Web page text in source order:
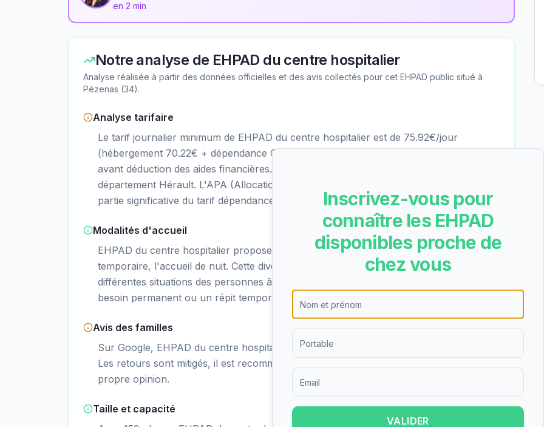
en 2 min
Notre analyse de EHPAD du centre hospitalier
Analyse réalisée à partir des données officielles et des avis collectés pour cet EHPAD public situé à
Pézenas (34).
Analyse tarifaire
Le tarif journalier minimum de EHPAD du centre hospitalier est de 75.92€/jour
(hébergement 70.22€ + dépendance GIR 5/6 5.70€), soit environ 2316€ par mois
avant déduction des aides financières. Ce tarif se situe dans la moyenne des EHPAD du
département Hérault. L'APA (Allocation Personnalisée d'Autonomie) peut couvrir une
partie significative du tarif dépendance.
Modalités d'accueil
EHPAD du centre hospitalier propose l'hébergement permanent, l'hébergement
temporaire, l'accueil de nuit. Cette diversité d'offres permet de s'adapter aux
différentes situations des personnes âgées et de leurs familles, que ce soit pour un
besoin permanent ou un répit temporaire.
Avis des familles
Sur Google, EHPAD du centre hospitalier obtient une note de 3/5 basée sur 25 avis.
Les retours sont mitigés, il est recommandé de visiter l'établissement pour se forger sa
propre opinion.
Taille et capacité
Inscrivez-vous pour
connaître les EHPAD
disponibles proche de
chez vous
VALIDER